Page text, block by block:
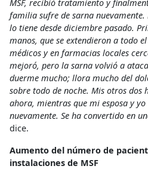
MSF, recibió tratamiento y
familia sufre de sarna
lo tiene desde diciembre pasado.
manos, que se extendieron a todo
médicos y en farmacias locales
mejoró, pero la sarna volvió a
duerme mucho; llora mucho del
sobre todo de noche. Mis otros dos
ahora, mientras que mi esposa y
nuevamente. Se ha convertido en
dice.
Aumento del número de
instalaciones de MSF